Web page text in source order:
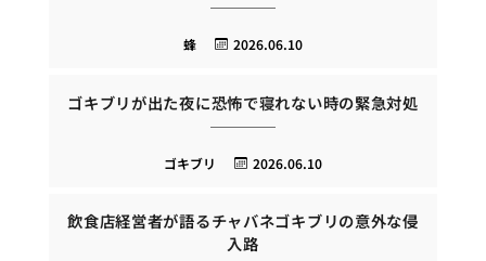
2026.06.10
蜂
ゴキブリが出た夜に恐怖で寝れない時の緊急対処
2026.06.10
ゴキブリ
飲食店経営者が語るチャバネゴキブリの意外な侵
入路